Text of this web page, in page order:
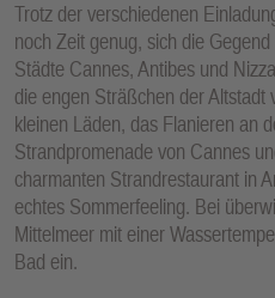
Trotz der verschiedenen
noch Zeit genug, sich die
Städte Cannes, Antibes und
die engen Sträßchen der Altstadt
kleinen Läden, das Flanieren an
Strandpromenade von Cannes
charmanten Strandrestaurant in
echtes Sommerfeeling. Bei
Mittelmeer mit einer
Bad ein.